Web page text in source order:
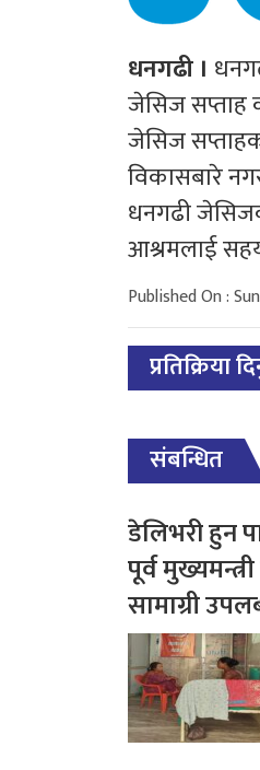
धनगढी ।
जेसिज सप्ताह
जेसिज
विकासबारे
धनगढी
आश्रमलाई
Published On :
प्रतिक्रिया
संबन्धित
डेलिभरी हुन
पूर्व
सामाग्री